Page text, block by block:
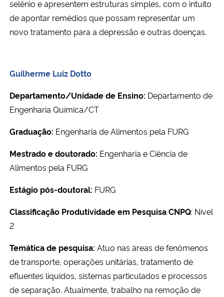
selênio e apresentem estruturas simples, com o intuito
de apontar remédios que possam representar um
novo tratamento para a depressão e outras doenças.
Guilherme Luiz Dotto
Departamento/Unidade de Ensino: Departamento de
Engenharia Química/CT
Graduação: Engenharia de Alimentos pela FURG
Mestrado e doutorado: Engenharia e Ciência de
Alimentos pela FURG
Estágio pós-doutoral: FURG
Classificação Produtividade em Pesquisa CNPQ: Nível
2
Temática de pesquisa: Atuo nas áreas de fenômenos
de transporte, operações unitárias, tratamento de
efluentes líquidos, sistemas particulados e processos
de separação. Atualmente, trabalho na remoção de